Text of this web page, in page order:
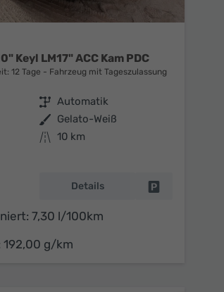
Keyl LM17" ACC Kam PDC
12 Tage Fahrzeug mit Tageszulassung
Getriebe Automatik
Außenfarbe Gelato-Weiß
Kilometerstand 10 km
Details
7,30 l/100km
192,00 g/km